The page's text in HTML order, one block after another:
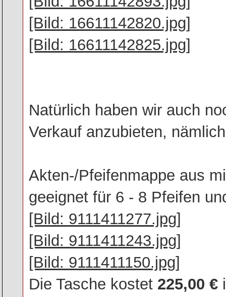
[Bild: 16611142820.jpg]
[Bild: 16611142825.jpg]
Natürlich haben wir auch
Verkauf anzubieten,
Akten-/Pfeifenmappe aus
geeignet für 6 - 8 Pfeifen
[Bild: 9111411277.jpg]
[Bild: 9111411243.jpg]
[Bild: 9111411150.jpg]
Die Tasche kostet 225,00 €